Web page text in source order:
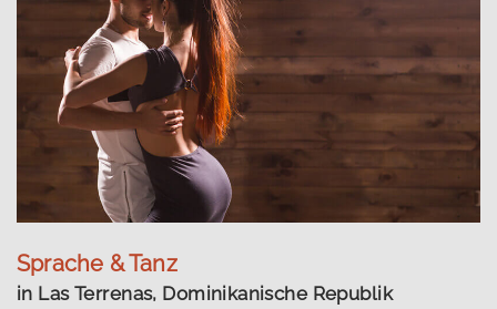
Sprache & Tanz
in Las Terrenas, Dominikanische Republik